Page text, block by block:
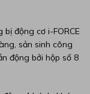
động cơ i-FORCE
sản sinh công
động bởi hộp số 8